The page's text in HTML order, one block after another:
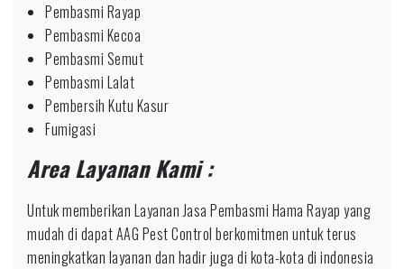
Pembasmi Rayap
Pembasmi Kecoa
Pembasmi Semut
Pembasmi Lalat
Pembersih Kutu Kasur
Fumigasi
Area Layanan Kami :
Untuk memberikan Layanan Jasa Pembasmi Hama Rayap yang
mudah di dapat AAG Pest Control berkomitmen untuk terus
meningkatkan layanan dan hadir juga di kota-kota di indonesia